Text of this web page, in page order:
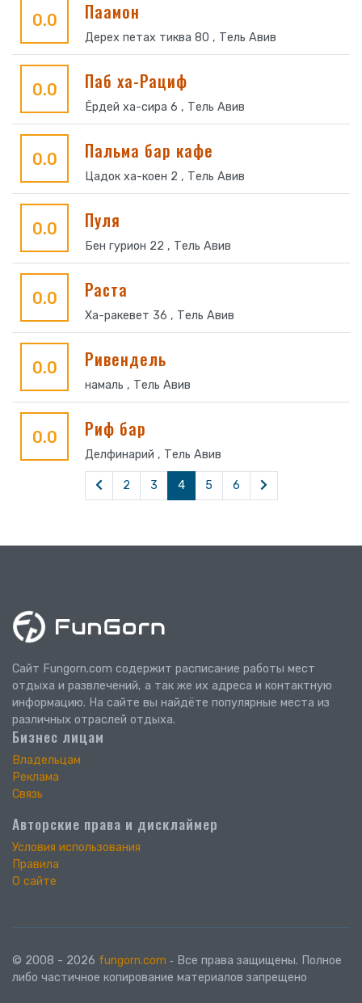
0.0 Паамон
Дерех петах тиква 80 , Тель Авив
0.0 Паб ха-Рациф
Ёрдей ха-сира 6 , Тель Авив
0.0 Пальма бар кафе
Цадок ха-коен 2 , Тель Авив
0.0 Пуля
Бен гурион 22 , Тель Авив
0.0 Раста
Ха-ракевет 36 , Тель Авив
0.0 Ривендель
намаль , Тель Авив
0.0 Риф бар
Делфинарий , Тель Авив
2 3 4 5 6
Сайт Fungorn.com содержит расписание работы мест
отдыха и развлечений, а так же их адреса и контактную
информацию. На сайте вы найдёте популярные места из
различных отраслей отдыха.
Бизнес лицам
Владельцам
Реклама
Связь
Авторские права и дисклаймер
Условия использования
Правила
О сайте
© 2008 - 2026 fungorn.com ‐ Все права защищены. Полное
либо частичное копирование материалов запрещено